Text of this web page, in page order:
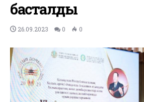
басталды
26.09.2023 0 0